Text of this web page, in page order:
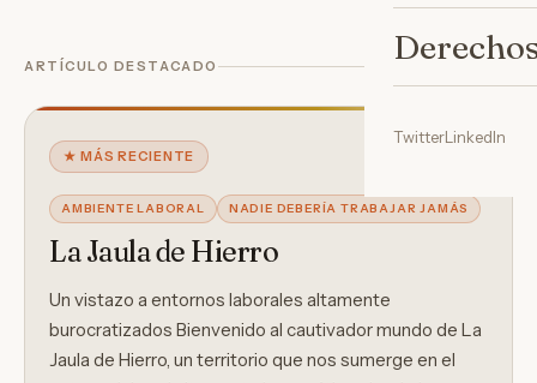
TwitterLinkedIn
ARTÍCULO DESTACADO
★ MÁS RECIENTE
AMBIENTE LABORAL NADIE DEBERÍA TRABAJAR JAMÁS
La Jaula de Hierro
Un vistazo a entornos laborales altamente
burocratizados Bienvenido al cautivador mundo de La
Jaula de Hierro, un territorio que nos sumerge en el